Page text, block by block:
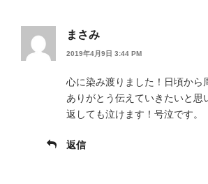
まさみ
2019年4月9日 3:44 PM
心に染み渡りました！日頃から
ありがとう伝えていきたいと思
返しても泣けます！号泣です。
返信